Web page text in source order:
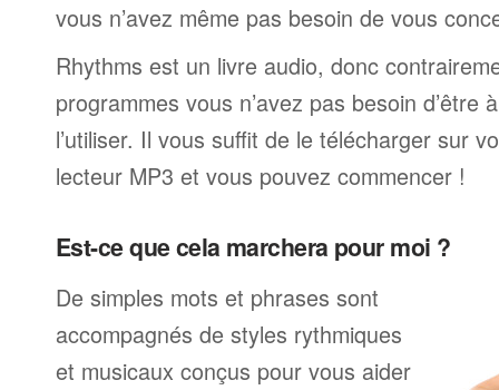
vous n’avez même pas besoin de vous
Rhythms est un livre audio, donc
programmes vous n’avez pas besoin d’être
l’utiliser. Il vous suffit de le télécharger sur
lecteur MP3 et vous pouvez commencer !
Est-ce que cela marchera pour moi ?
De simples mots et phrases sont
accompagnés de styles rythmiques
et musicaux conçus pour vous aider